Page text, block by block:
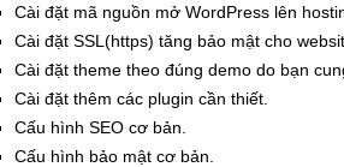
Cài đặt mã nguồn mở WordPress lên
Cài đặt SSL(https) tăng bảo mật cho
Cài đặt theme theo đúng demo do bạn
Cài đặt thêm các plugin cần thiết.
Cấu hình SEO cơ bản.
Cấu hình bảo mật cơ bản.